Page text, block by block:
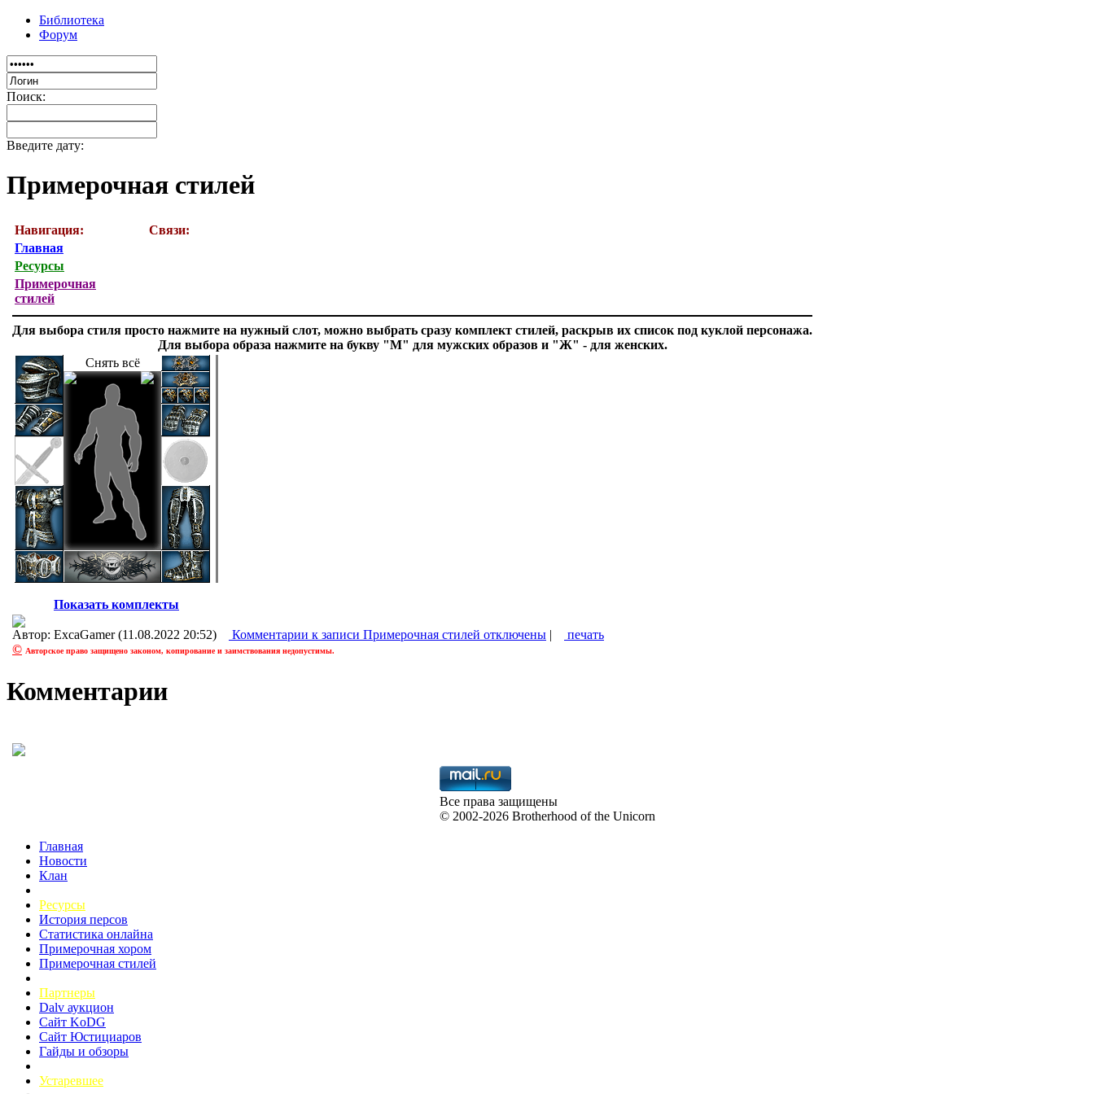
Библиотека
Форум
Поиск:
Введите дату:
Примерочная стилей
Навигация:
Связи:
Главная
Ресурсы
Примерочная
стилей
Для выбора стиля просто нажмите на нужный слот, можно выбрать сразу комплект стилей, раскрыв их список под куклой персонажа.
Для выбора образа нажмите на букву "М" для мужских образов и "Ж" - для женских.
Снять всё
Показать комплекты
Автор: ExcaGamer (11.08.2022 20:52) Комментарии к записи Примерочная стилей отключены |
печать
© Авторское право защищено законом, копирование и заимствования недопустимы.
Комментарии
Все права защищены
©2002-2026 Brotherhood of the Unicorn
Главная
Новости
Клан
Ресурсы
История персов
Статистика онлайна
Примерочная хором
Примерочная стилей
Партнеры
Dalv аукцион
Сайт KoDG
Сайт Юстициаров
Гайды и обзоры
Устаревшее